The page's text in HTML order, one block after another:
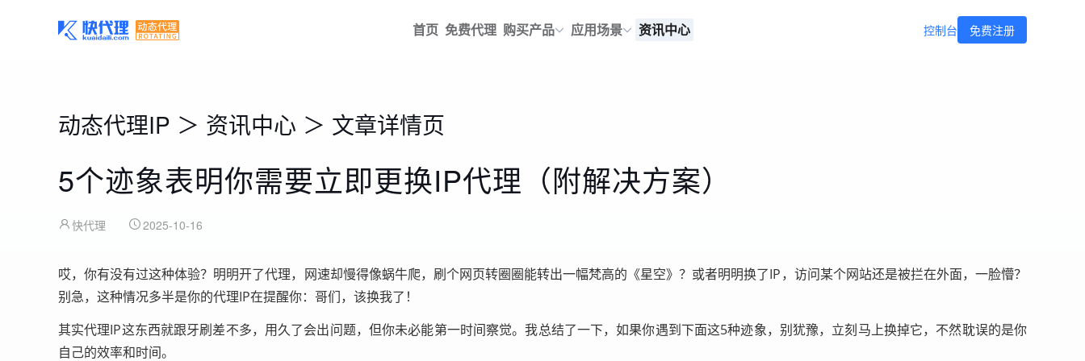
首页 免费代理 购买产品 应用场景 资讯中心 控制台 免费注册
动态代理IP ＞ 资讯中心 ＞ 文章详情页
5个迹象表明你需要立即更换IP代理（附解决方案）
快代理 2025-10-16
哎，你有没有过这种体验？明明开了代理，网速却慢得像蜗牛爬，刷个网页转圈圈能转出一幅梵高的《星空》？或者明明换了IP，访问某个网站还是被拦在外面，一脸懵？
别急，这种情况多半是你的代理IP在提醒你：哥们，该换我了！
其实代理IP这东西就跟牙刷差不多，用久了会出问题，但你未必能第一时间察觉。我总结了一下，如果你遇到下面这5种迹象，别犹豫，立刻马上换掉它，不然耽误的是你
自己的效率和时间。